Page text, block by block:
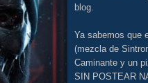
blog.
Ya sabemos que
(mezcla de
Caminante y un
SIN POSTEAR